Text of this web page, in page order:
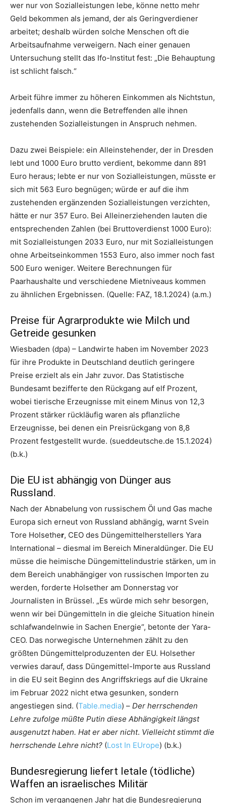
wer nur von Sozialleistungen lebe, könne netto mehr
Geld bekommen als jemand, der als Geringverdiener
arbeitet; deshalb würden solche Menschen oft die
Arbeitsaufnahme verweigern. Nach einer genauen
Untersuchung stellt das Ifo-Institut fest: „Die Behauptung
ist schlicht falsch.“
Arbeit führe immer zu höheren Einkommen als Nichtstun,
jedenfalls dann, wenn die Betreffenden alle ihnen
zustehenden Sozialleistungen in Anspruch nehmen.
Dazu zwei Beispiele: ein Alleinstehender, der in Dresden
lebt und 1000 Euro brutto verdient, bekomme dann 891
Euro heraus; lebte er nur von Sozialleistungen, müsste er
sich mit 563 Euro begnügen; würde er auf die ihm
zustehenden ergänzenden Sozialleistungen verzichten,
hätte er nur 357 Euro. Bei Alleinerziehenden lauten die
entsprechenden Zahlen (bei Bruttoverdienst 1000 Euro):
mit Sozialleistungen 2033 Euro, nur mit Sozialleistungen
ohne Arbeitseinkommen 1553 Euro, also immer noch fast
500 Euro weniger. Weitere Berechnungen für
Paarhaushalte und verschiedene Mietniveaus kommen
zu ähnlichen Ergebnissen. (Quelle: FAZ, 18.1.2024) (a.m.)
Preise für Agrarprodukte wie Milch und
Getreide gesunken
Wiesbaden (dpa) – Landwirte haben im November 2023
für ihre Produkte in Deutschland deutlich geringere
Preise erzielt als ein Jahr zuvor. Das Statistische
Bundesamt bezifferte den Rückgang auf elf Prozent,
wobei tierische Erzeugnisse mit einem Minus von 12,3
Prozent stärker rückläufig waren als pflanzliche
Erzeugnisse, bei denen ein Preisrückgang von 8,8
Prozent festgestellt wurde. (sueddeutsche.de 15.1.2024)
(b.k.)
Die EU ist abhängig von Dünger aus
Russland.
Nach der Abnabelung von russischem Öl und Gas mache
Europa sich erneut von Russland abhängig, warnt Svein
Tore Holsether, CEO des Düngemittelherstellers Yara
International – diesmal im Bereich Mineraldünger. Die EU
müsse die heimische Düngemittelindustrie stärken, um in
dem Bereich unabhängiger von russischen Importen zu
werden, forderte Holsether am Donnerstag vor
Journalisten in Brüssel. „Es würde mich sehr besorgen,
wenn wir bei Düngemitteln in die gleiche Situation hinein
schlafwandelnwie in Sachen Energie“, betonte der Yara-
CEO. Das norwegische Unternehmen zählt zu den
größten Düngemittelproduzenten der EU. Holsether
verwies darauf, dass Düngemittel-Importe aus Russland
in die EU seit Beginn des Angriffskriegs auf die Ukraine
im Februar 2022 nicht etwa gesunken, sondern
angestiegen sind. (Table.media) – Der herrschenden
Lehre zufolge müßte Putin diese Abhängigkeit längst
ausgenutzt haben. Hat er aber nicht. Vielleicht stimmt die
herrschende Lehre nicht? (Lost In EUrope) (b.k.)
Bundesregierung liefert letale (tödliche)
Waffen an israelisches Militär
Schon im vergangenen Jahr hat die Bundesregierung